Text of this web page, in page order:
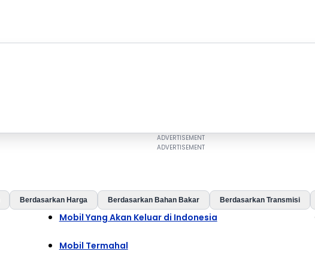
Berdasarkan Harga Berdasarkan Bahan Bakar Berdasarkan Transmisi
Mobil Yang Akan Keluar di Indonesia
Mobil Termahal